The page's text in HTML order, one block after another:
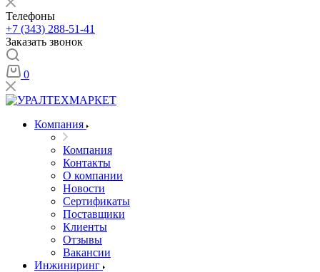
Телефоны
+7 (343) 288-51-41
Заказать звонок
0
Компания
Компания
Контакты
О компании
Новости
Сертификаты
Поставщики
Клиенты
Отзывы
Вакансии
Инжиниринг